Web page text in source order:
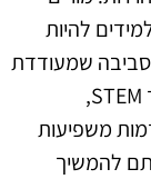
להיות
סביבה שמעודדת
שיתוף פעולה ועבודת צוות. באמצעות חינוך STEM,
משפיעות
להמשיך